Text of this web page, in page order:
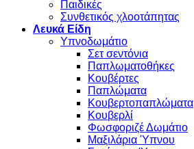
Παιδικές
Συνθετικός χλοοτάπητας
Λευκά Είδη
Υπνοδωμάτιο
Σετ σεντόνια
Παπλωματοθήκες
Κουβέρτες
Παπλώματα
Κουβερτοπαπλώματα
Κουβερλί
Φωσφοριζέ Δωμάτιο
Μαξιλάρια Ύπνου